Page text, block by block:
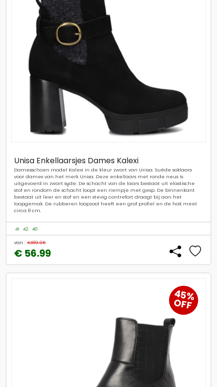
Unisa Enkellaarsjes Dames Kalexi
Damesschoen model Kalexi in de kleur zwart van Unisa. Suède soklaars
voor dames van het merk Unisa. Deze enkellaars met ronde neus is
uitgevoerd in zwart su̬de. De schacht van de laars bestaat uit elastische
stof en rondom de schacht loopt een riempje met gesp. De binnenkant
bestaat uit leer en stof en een stevig contrefort draagt bij aan het
loopgemak. De rubberen loopzool heeft een grof profiel en de hak meet
circa 8 cm.
41 42 40
van : €189.95
€ 56.99
45%
OFF